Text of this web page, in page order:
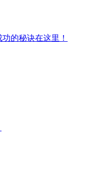
的秘诀在这里！